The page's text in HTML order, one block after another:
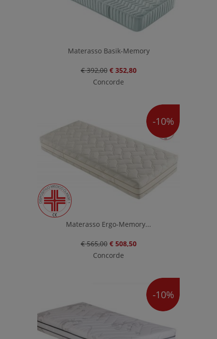
Materasso Basik-Memory
€ 392,00 € 352,80
Concorde
-10%
Materasso Ergo-Memory...
€ 565,00 € 508,50
Concorde
-10%